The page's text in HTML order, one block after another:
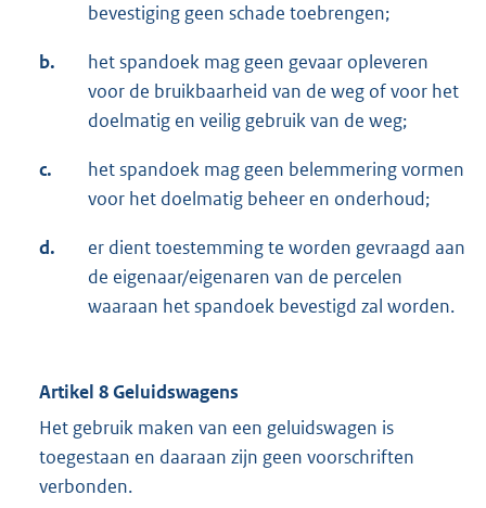
bevestiging geen schade toebrengen;
b.
het spandoek mag geen gevaar opleveren
voor de bruikbaarheid van de weg of voor het
doelmatig en veilig gebruik van de weg;
c.
het spandoek mag geen belemmering vormen
voor het doelmatig beheer en onderhoud;
d.
er dient toestemming te worden gevraagd aan
de eigenaar/eigenaren van de percelen
waaraan het spandoek bevestigd zal worden.
Artikel 8 Geluidswagens
Het gebruik maken van een geluidswagen is
toegestaan en daaraan zijn geen voorschriften
verbonden.